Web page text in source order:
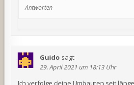
Antworten
Guido sagt:
29. April 2021 um 18:13 Uhr
Ich verfolge deine Umbauten seit